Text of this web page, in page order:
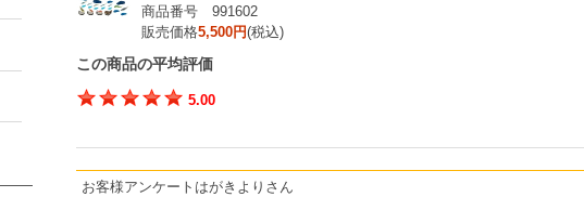
商品番号 991602
販売価格5,500円(税込)
この商品の平均評価
5.00
お客様アンケートはがきよりさん